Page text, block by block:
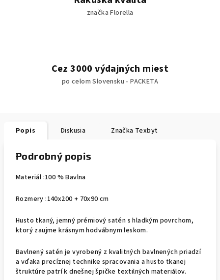
značka Florella
Cez 3000 výdajných miest
po celom Slovensku - PACKETA
Popis Diskusia Značka Texbyt
Podrobný popis
Materiál :100 % Bavlna
Rozmery :140x200 + 70x90 cm
Husto tkaný, jemný prémiový satén s hladkým povrchom,
ktorý zaujme krásnym hodvábnym leskom.
Bavlnený satén je vyrobený z kvalitných bavlnených priadzí
a vďaka precíznej technike spracovania a husto tkanej
štruktúre patrí k dnešnej špičke textilných materiálov.